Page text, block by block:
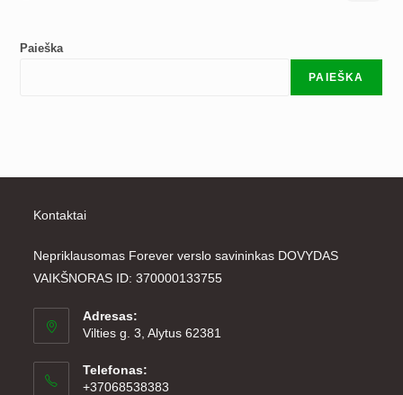
Paieška
PAIEŠKA
Kontaktai
Nepriklausomas Forever verslo savininkas DOVYDAS
VAIKŠNORAS ID: 370000133755
Adresas:
Vilties g. 3, Alytus 62381
Telefonas:
+37068538383